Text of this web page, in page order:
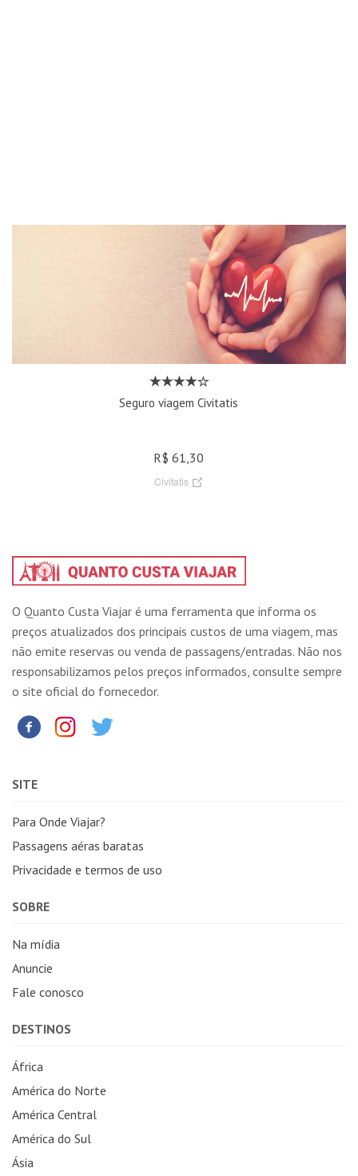
Seguro viagem Civitatis
R$ 61,30
Civitatis
O Quanto Custa Viajar é uma ferramenta que informa os
preços atualizados dos principais custos de uma viagem, mas
não emite reservas ou venda de passagens/entradas. Não nos
responsabilizamos pelos preços informados, consulte sempre
o site oficial do fornecedor.
SITE
Para Onde Viajar?
Passagens aéras baratas
Privacidade e termos de uso
SOBRE
Na mídia
Anuncie
Fale conosco
DESTINOS
África
América do Norte
América Central
América do Sul
Ásia